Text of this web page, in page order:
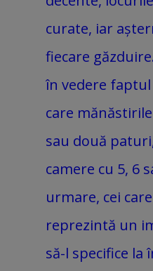
curate, iar
fiecare
în vedere
care
sau două
camere cu 5, 6
urmare, cei
reprezintă un
să-l specifice la